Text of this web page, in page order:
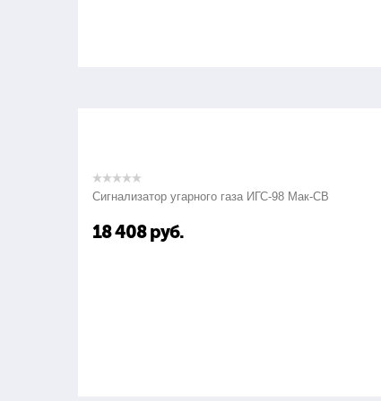
Сигнализатор угарного газа ИГС-98 Мак-СВ
18 408 руб.